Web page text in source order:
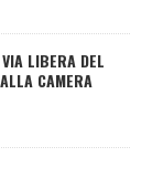
LIBERA DEL
CAMERA